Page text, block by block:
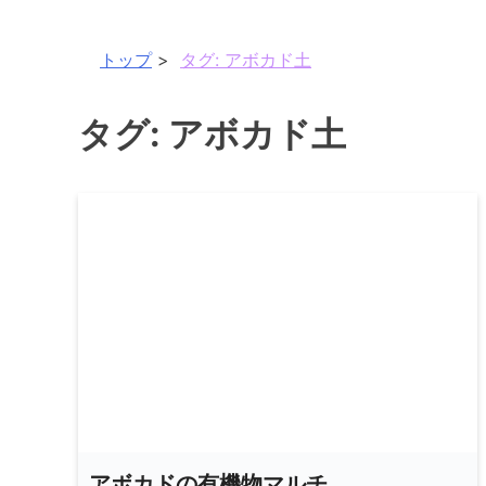
トップ タグ: アボカド土
タグ: アボカド土